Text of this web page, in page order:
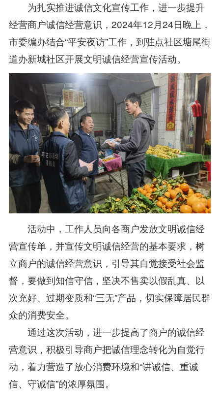
为扎实推进诚信文化宣传工作，进一步提升
经营商户诚信经营意识，2024年12月24日晚上，
市委编办结合“平安夜访”工作，到驻点社区塘尾街
道办新城社区开展文明诚信经营宣传活动。
活动中，工作人员向各商户发放文明诚信经
营宣传单，并宣传文明诚信经营的基本要求，树
立商户的诚信经营意识，引导其自觉接受社会监
督，要做到知信守信，坚决不售卖以假乱真、以
次充好、过期变质和“三无”产品，切实保障居民群
众的消费安全。
通过这次活动，进一步提高了商户的诚信经
营意识，积极引导商户把诚信理念转化为自觉行
动，着力营造了放心消费环境和“讲诚信、重诚
信、守诚信”的浓厚氛围。